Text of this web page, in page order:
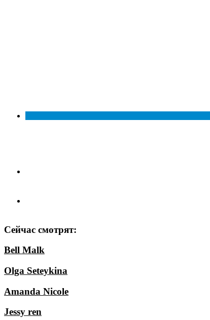
Сейчас смотрят:
Bell Malk
Olga Seteykina
Amanda Nicole
Jessy ren